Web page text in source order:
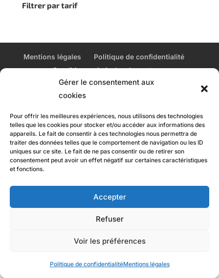
Gérer le consentement aux
cookies
Pour offrir les meilleures expériences, nous utilisons des technologies
telles que les cookies pour stocker et/ou accéder aux informations des
appareils. Le fait de consentir à ces technologies nous permettra de
traiter des données telles que le comportement de navigation ou les ID
uniques sur ce site. Le fait de ne pas consentir ou de retirer son
consentement peut avoir un effet négatif sur certaines caractéristiques
et fonctions.
Accepter
Refuser
Voir les préférences
Politique de confidentialitéMentions légales
Filtrer par tarif
Mentions légales
Politique de confidentialité
Conditions générales de vente
Conditions générales dépôt/vente
Site réalisé par Destock Horse